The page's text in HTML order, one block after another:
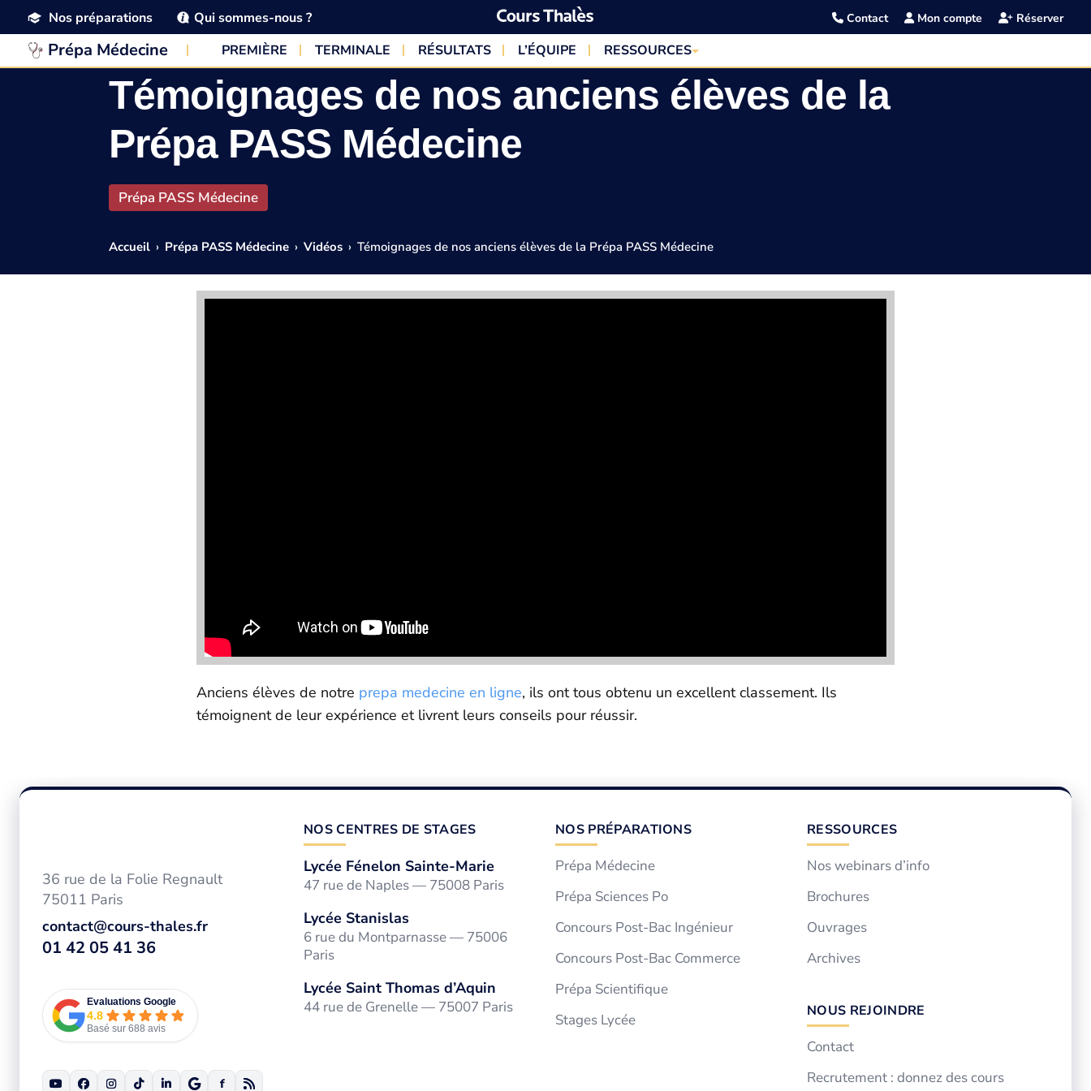
Nos préparations Qui sommes-nous ? Contact Mon compte Réserver
Prépa Médecine PREMIÈRE TERMINALE RÉSULTATS L’ÉQUIPE RESSOURCES
Témoignages de nos anciens élèves de la
Prépa PASS Médecine
Prépa PASS Médecine
Accueil › Prépa PASS Médecine › Vidéos › Témoignages de nos anciens élèves de la Prépa PASS Médecine
Anciens élèves de notre prepa medecine en ligne, ils ont tous obtenu un excellent classement. Ils
témoignent de leur expérience et livrent leurs conseils pour réussir.
36 rue de la Folie Regnault
75011 Paris
contact@cours-thales.fr
01 42 05 41 36
Evaluations Google
4.8
Basé sur 688 avis
NOS CENTRES DE STAGES
Lycée Fénelon Sainte-Marie
47 rue de Naples — 75008 Paris
Lycée Stanislas
6 rue du Montparnasse — 75006
Paris
Lycée Saint Thomas d’Aquin
44 rue de Grenelle — 75007 Paris
NOS PRÉPARATIONS
Prépa Médecine
Prépa Sciences Po
Concours Post-Bac Ingénieur
Concours Post-Bac Commerce
Prépa Scientifique
Stages Lycée
RESSOURCES
Nos webinars d’info
Brochures
Ouvrages
Archives
NOUS REJOINDRE
Contact
Recrutement : donnez des cours